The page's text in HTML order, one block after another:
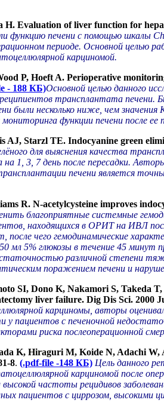
Evaluation of liver function for
функцию печени с помощью шкалы
периоде. Основной целью
карциномой.
P, Hoeft A. Perioperative
- 188 КБ)Основной целью данного
трансплантата печени.
несколько ниже, чем
функции печени после ее
Starzl TE. Indocyanine green
для выяснения качества
1, 3, 7 день после пересадки.
печени является
R. N-acetylcysteine improves
благоприятные системные
находящихся в ОРИТ на ИВЛ
после чего гемодинамические
мл 5% глюкозы в течение 45
различной степени
поражением печени и
SI, Dono K, Nakamori S, Takeda
liver failure. Dig Dis Sci. 2000
карциномы, авторы
у пациентов с печеночной
риска послеоперационной
K, Hiraguri M, Koide N, Adachi W,
8. (.pdf-file -148 КБ) Цель данного
карциномой
частоты рецидивов
пациентов с циррозом,